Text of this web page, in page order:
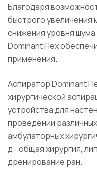
Благодаря
быстрого увеличения
снижения уровня
Dominant Flex
применения.
Аспиратор Dominant
хирургической
устройства для
проведении
амбулаторных
д.: общая хирургия,
дренирование ран.